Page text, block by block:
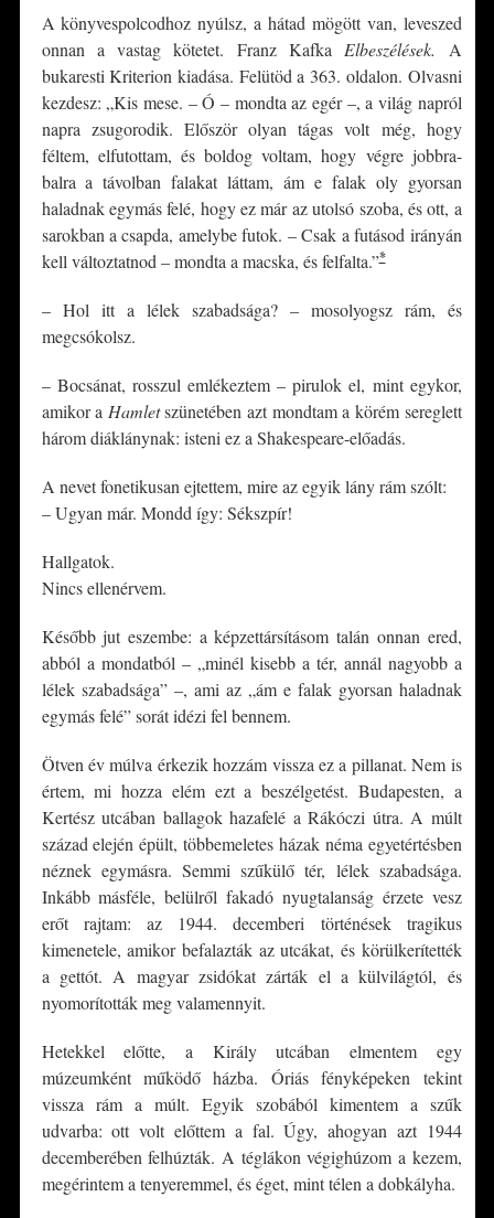
A könyvespolcodhoz nyúlsz, a hátad mögött van, leveszed
onnan a vastag kötetet. Franz Kafka Elbeszélések.
A
bukaresti Kriterion kiadása. Felütöd a 363. oldalon. Olvasni
kezdesz: „Kis mese. – Ó – mondta az egér –, a világ napról
napra zsugorodik. Először olyan tágas volt még, hogy
féltem, elfutottam, és boldog voltam, hogy végre jobbra-
balra a távolban falakat láttam, ám e falak oly gyorsan
haladnak egymás felé, hogy ez már az utolsó szoba, és ott, a
sarokban a csapda, amelybe futok. – Csak a futásod irányán
kell változtatnod – mondta a macska, és felfalta.”*
– Hol itt a lélek szabadsága? – mosolyogsz rám, és
megcsókolsz.
– Bocsánat, rosszul emlékeztem – pirulok el, mint egykor,
amikor a Hamletszünetében azt mondtam a körém sereglett
három diáklánynak: isteni ez a Shakespeare-előadás.
A nevet fonetikusan ejtettem, mire az egyik lány rám szólt:
– Ugyan már. Mondd így: Sékszpír!
Hallgatok.
Nincs ellenérvem.
Később jut eszembe: a képzettársításom talán onnan ered,
abból a mondatból – „minél kisebb a tér, annál nagyobb a
lélek szabadsága” –, ami az „ám e falak gyorsan haladnak
egymás felé” sorát idézi fel bennem.
Ötven év múlva érkezik hozzám vissza ez a pillanat. Nem is
értem, mi hozza elém ezt a beszélgetést. Budapesten, a
Kertész utcában ballagok hazafelé a Rákóczi útra. A múlt
század elején épült, többemeletes házak néma egyetértésben
néznek egymásra. Semmi szűkülő tér, lélek szabadsága.
Inkább másféle, belülről fakadó nyugtalanság érzete vesz
erőt rajtam: az 1944. decemberi történések tragikus
kimenetele, amikor befalazták az utcákat, és körülkerítették
a gettót. A magyar zsidókat zárták el a külvilágtól, és
nyomorították meg valamennyit.
Hetekkel előtte, a Király utcában elmentem egy
múzeumként működő házba. Óriás fényképeken tekint
vissza rám a múlt. Egyik szobából kimentem a szűk
udvarba: ott volt előttem a fal. Úgy, ahogyan azt 1944
decemberében felhúzták. A téglákon végighúzom a kezem,
megérintem a tenyeremmel, és éget, mint télen a dobkályha.